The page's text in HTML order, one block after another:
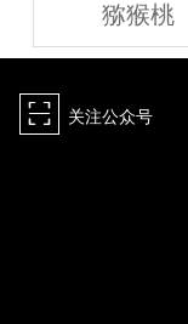
猕猴桃
򰀁 关注公众号